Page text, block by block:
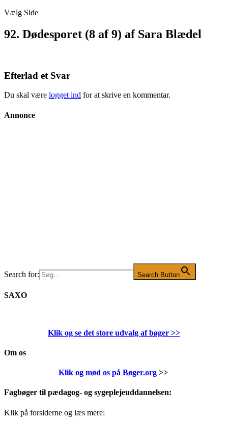
Vælg Side
92. Dødesporet (8 af 9) af Sara Blædel
Efterlad et Svar
Du skal være logget ind for at skrive en kommentar.
Annonce
Search for: Search Button
SAXO
Klik og se det store udvalg af bøger >>
Om os
Klik og mød os på Bøger.org>>
Fagbøger til pædagog- og sygeplejeuddannelsen:
Klik på forsiderne og læs mere: